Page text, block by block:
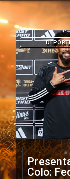
Colo: